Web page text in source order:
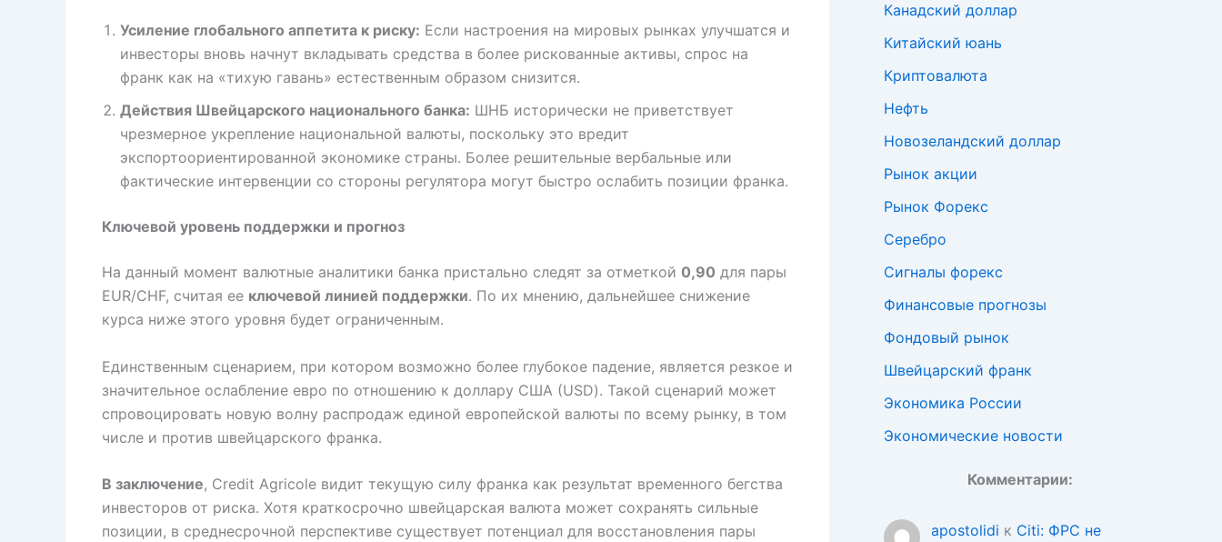
Усиление глобального аппетита к риску: Если настроения на мировых рынках улучшатся и
инвесторы вновь начнут вкладывать средства в более рискованные активы, спрос на
франк как на «тихую гавань» естественным образом снизится.
Действия Швейцарского национального банка: ШНБ исторически не приветствует
чрезмерное укрепление национальной валюты, поскольку это вредит
экспортоориентированной экономике страны. Более решительные вербальные или
фактические интервенции со стороны регулятора могут быстро ослабить позиции франка.
Ключевой уровень поддержки и прогноз
На данный момент валютные аналитики банка пристально следят за отметкой 0,90 для пары
EUR/CHF, считая ее ключевой линией поддержки. По их мнению, дальнейшее снижение
курса ниже этого уровня будет ограниченным.
Единственным сценарием, при котором возможно более глубокое падение, является резкое и
значительное ослабление евро по отношению к доллару США (USD). Такой сценарий может
спровоцировать новую волну распродаж единой европейской валюты по всему рынку, в том
числе и против швейцарского франка.
В заключение, Credit Agricole видит текущую силу франка как результат временного бегства
инвесторов от риска. Хотя краткосрочно швейцарская валюта может сохранять сильные
позиции, в среднесрочной перспективе существует потенциал для восстановления пары
Канадский доллар
Китайский юань
Криптовалюта
Нефть
Новозеландский доллар
Рынок акции
Рынок Форекс
Серебро
Сигналы форекс
Финансовые прогнозы
Фондовый рынок
Швейцарский франк
Экономика России
Экономические новости
Комментарии:
apostolidi к Citi: ФРС не